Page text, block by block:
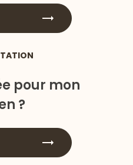
pour mon
?